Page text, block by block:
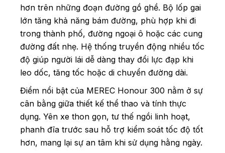
hơn trên những đoạn đường gồ ghề. Bộ lốp gai
lớn tăng khả năng bám đường, phù hợp khi đi
trong thành phố, đường ngoại ô hoặc các cung
đường đất nhẹ. Hệ thống truyền động nhiều tốc
độ giúp người lái dễ dàng thay đổi lực đạp khi
leo dốc, tăng tốc hoặc di chuyển đường dài.
Điểm nổi bật của MEREC Honour 300 nằm ở sự
cân bằng giữa thiết kế thể thao và tính thực
dụng. Yên xe thon gọn, tư thế ngồi linh hoạt,
phanh đĩa trước sau hỗ trợ kiểm soát tốc độ tốt
hơn, mang lại sự an tâm khi sử dụng hằng ngày.